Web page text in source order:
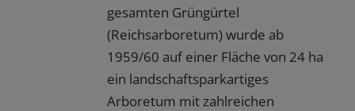
gesamten Grüngürtel
(Reichsarboretum) wurde ab
1959/60 auf einer Fläche von 24 ha
ein landschaftsparkartiges
Arboretum mit zahlreichen